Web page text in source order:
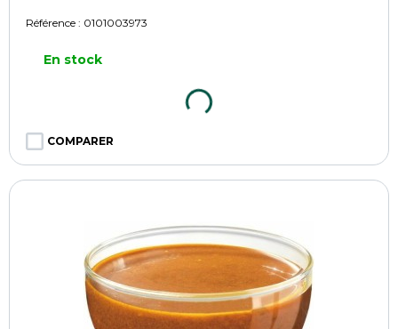
Référence : 0101003973
En stock
COMPARER